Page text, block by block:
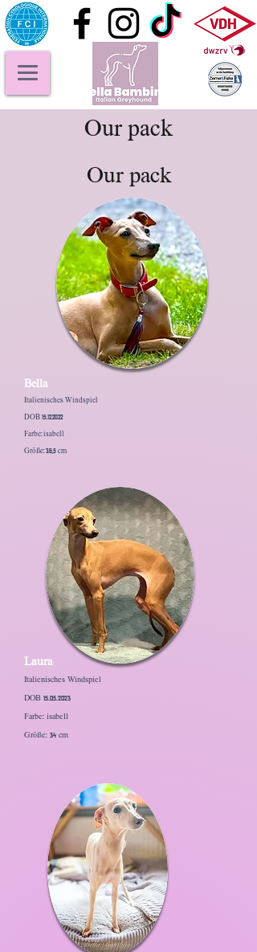
Our pack
Our pack
Bella
Italienisches Windspiel
DOB 15.12.2022
Farbe: isabell
Größe: 36,5 cm
Laura
Italienisches Windspiel
DOB 15.05.2023
Farbe: isabell
Größe: 34 cm